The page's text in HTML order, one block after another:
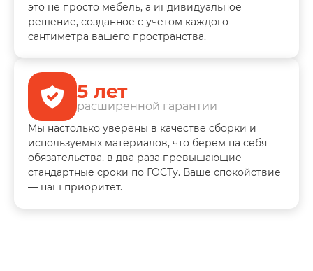
это не просто мебель, а индивидуальное
решение, созданное с учетом каждого
сантиметра вашего пространства.
5 лет
расширенной гарантии
Мы настолько уверены в качестве сборки и
используемых материалов, что берем на себя
обязательства, в два раза превышающие
стандартные сроки по ГОСТу. Ваше спокойствие
— наш приоритет.